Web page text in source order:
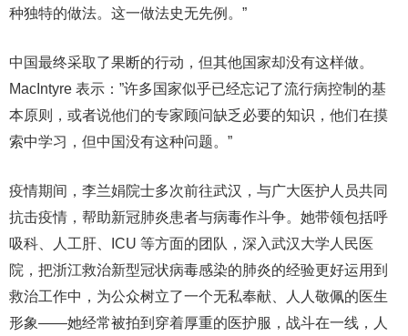
种独特的做法。这一做法史无先例。”
中国最终采取了果断的行动，但其他国家却没有这样做。
MacIntyre 表示：”许多国家似乎已经忘记了流行病控制的基
本原则，或者说他们的专家顾问缺乏必要的知识，他们在摸
索中学习，但中国没有这种问题。”
疫情期间，李兰娟院士多次前往武汉，与广大医护人员共同
抗击疫情，帮助新冠肺炎患者与病毒作斗争。她带领包括呼
吸科、人工肝、ICU 等方面的团队，深入武汉大学人民医
院，把浙江救治新型冠状病毒感染的肺炎的经验更好运用到
救治工作中，为公众树立了一个无私奉献、人人敬佩的医生
形象——她经常被拍到穿着厚重的医护服，战斗在一线，人